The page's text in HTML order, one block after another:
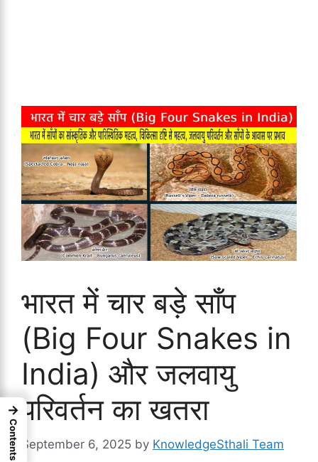
भारत में चार बड़े साँप
(Big Four Snakes in
India) और जलवायु
परिवर्तन का खतरा
September 6, 2025 by KnowledgeSthali Team
→
Contents